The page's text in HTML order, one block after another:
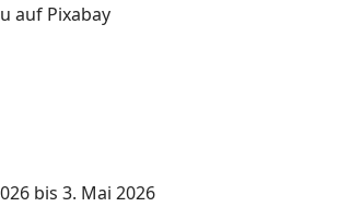
auf Pixabay
bis 3. Mai 2026